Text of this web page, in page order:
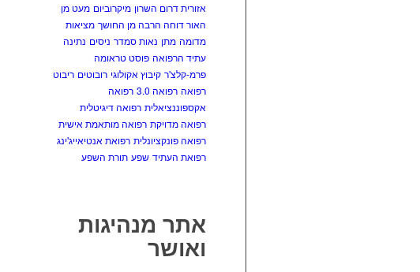
אזורית דרום השרון מיקרוביום מעט מן
האור דוחה הרבה מן החושך מציאות
מדומה מתן נאות סמדר ניסים נתינה
עתיד הרפואה פוסט טראומה
פרמ-קלצ'ר קיבוץ אקולוגי רובוטים ריבוט
רפואה רפואה 3.0
רפואה
אקספוננציאלית רפואה דיגיטלית
רפואה מדויקת רפואה מותאמת אישית
רפואה פונקציונלית רפואת אנטיאייג'ינג
רפואת העתיד שפע תורת השפע
אתר מנהיגות
ואושר